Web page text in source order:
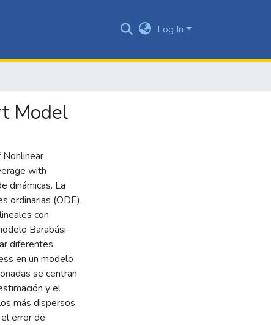
Log In
Model
with
dinámicas. La
ordinarias (ODE),
con
Barabási-
diferentes
en un modelo
se centran
y el
más dispersos,
error de